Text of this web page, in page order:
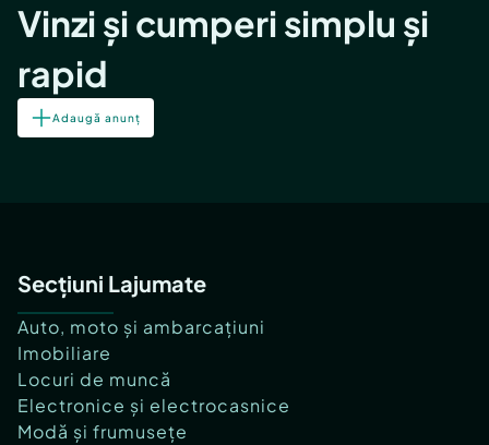
Vinzi și cumperi simplu și
rapid
Adaugă anunț
Secțiuni Lajumate
Auto, moto și ambarcațiuni
Imobiliare
Locuri de muncă
Electronice și electrocasnice
Modă și frumusețe